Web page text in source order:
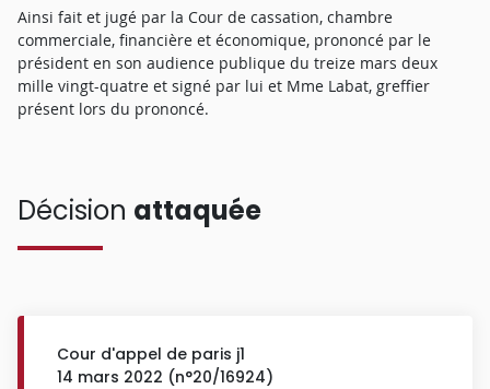
Ainsi fait et jugé par la Cour de cassation, chambre
commerciale, financière et économique, prononcé par le
président en son audience publique du treize mars deux
mille vingt-quatre et signé par lui et Mme Labat, greffier
présent lors du prononcé.
Décision attaquée
Cour d'appel de paris j1
14 mars 2022 (n°20/16924)